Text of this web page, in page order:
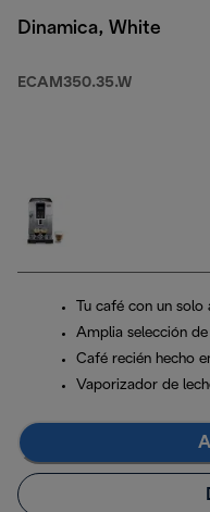
Dinamica, White
ECAM350.35.W
Tu café con un
Amplia selección
Café recién hecho
Vaporizador de